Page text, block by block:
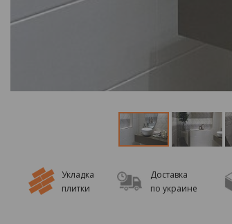
Укладка
плитки
Доставка
по украине